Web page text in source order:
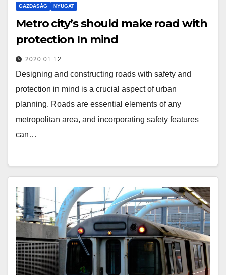
GAZDASÁG NYUGAT
Metro city’s should make road with
protection In mind
2020.01.12.
Designing and constructing roads with safety and
protection in mind is a crucial aspect of urban
planning. Roads are essential elements of any
metropolitan area, and incorporating safety features
can…